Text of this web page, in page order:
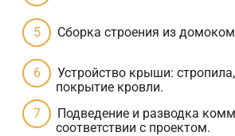
Сборка строения из
Устройство крыши:
покрытие кровли.
Подведение и разводка
соответствии с проектом.